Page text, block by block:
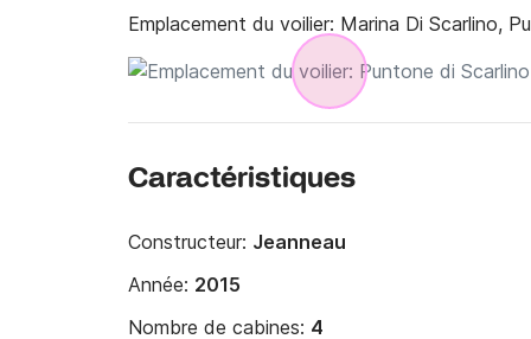
Emplacement du voilier: Marina Di Scarlino,
Caractéristiques
Constructeur: Jeanneau
Année: 2015
Nombre de cabines: 4